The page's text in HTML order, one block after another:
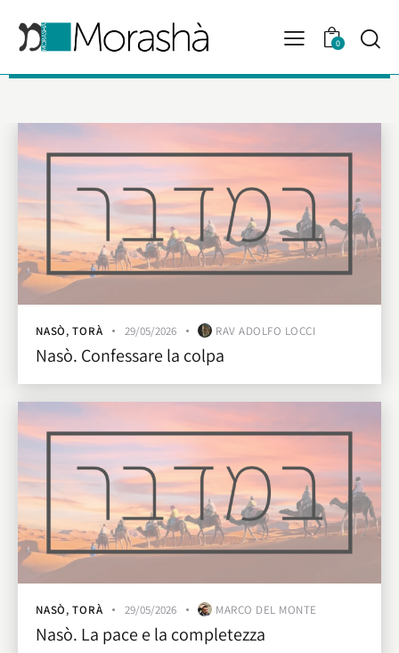
0
NASÒ,TORÀ 29/05/2026 RAV ADOLFO LOCCI
Nasò. Confessare la colpa
NASÒ,TORÀ 29/05/2026 MARCO DEL MONTE
Nasò. La pace e la completezza